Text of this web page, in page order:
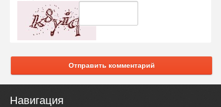
Отправить комментарий
Навигация